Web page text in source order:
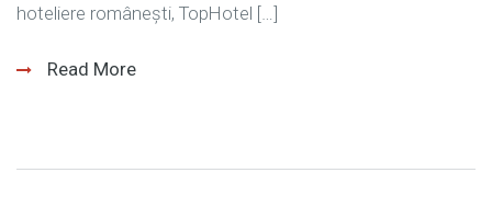
hoteliere românești, TopHotel […]
Read More